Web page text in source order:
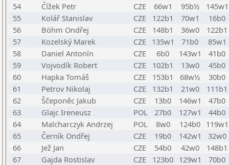
54
Čížek Petr CZE 66w1 95b½
145w1
55
Kolář Stanislav CZE 122b1 70w1
16b0
56
Böhm Ondřej CZE 148b1 36w0
122b1
57
Kozelský Marek CZE 135w1 71b0
85w1
58
Daniel Antonín CZE 6b0 143w1
41b0
59
Vojvodík Robert CZE 102b1 13w0
45b0
60
Hapka Tomáš CZE 153b1 68w½
30b0
61
Petrov Nikolaj CZE 132b1 21w0
111b1
62
Ščeponěc Jakub CZE 13b0 146w1
47b0
63
Glajc Ireneusz POL 27b0 127w1
44b0
64
Malcharczyk Andrzej POL 8w0 124b0 119w1
65
Černík Ondřej CZE 19b0 142w1
32w0
66
Jež Jan CZE 54b0 42w0
148b1
67
Gajda Rostislav CZE 123b0 129w1
70b0